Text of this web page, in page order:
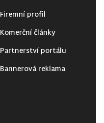
Firemní profil
Komerční články
Partnerství portálu
Bannerová reklama